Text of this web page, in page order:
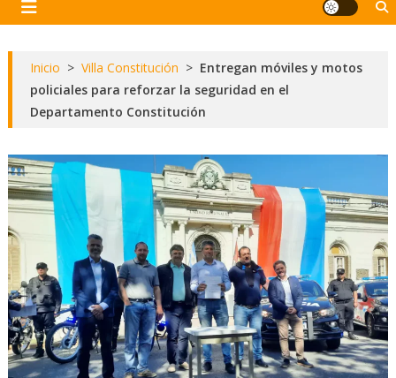
Inicio > Villa Constitución > Entregan móviles y motos
policiales para reforzar la seguridad en el
Departamento Constitución